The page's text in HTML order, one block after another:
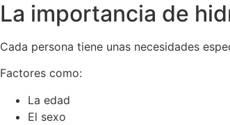
La importancia de
Cada persona tiene unas necesidades
Factores como:
La edad
El sexo